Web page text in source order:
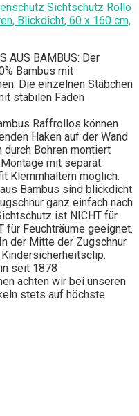
Sichtschutz Rollo
Blickdicht, 60 x 160 cm,
AUS BAMBUS: Der
Bambus mit
Die einzelnen Stäbchen
stabilen Fäden
Raffrollos können
Haken auf der Wand
Bohren montiert
mit separat
Klemmhaltern möglich.
Bambus sind blickdicht
ganz einfach nach
ist NICHT für
für Feuchträume geeignet.
der Mitte der Zugschnur
seit 1878
achten wir bei unseren
stets auf höchste